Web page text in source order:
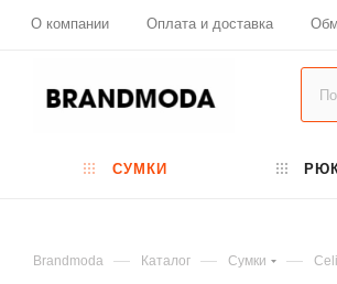
О компании Оплата и доставка
СУМКИ
Brandmoda — Каталог — Сумки —